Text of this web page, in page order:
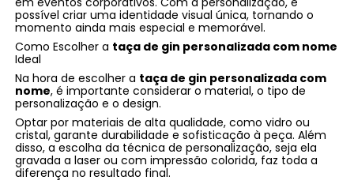
possível criar uma identidade visual única, tornando o
momento ainda mais especial e memorável.
Como Escolher a taça de gin personalizada com nome
Ideal
Na hora de escolher a taça de gin personalizada com
nome, é importante considerar o material, o tipo de
personalização e o design.
Optar por materiais de alta qualidade, como vidro ou
cristal, garante durabilidade e sofisticação à peça. Além
disso, a escolha da técnica de personalização, seja ela
gravada a laser ou com impressão colorida, faz toda a
diferença no resultado final.